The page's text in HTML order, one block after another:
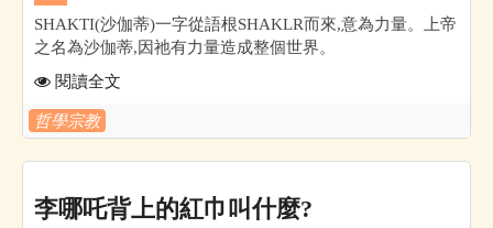
SHAKTI(沙伽蒂)一字從語根SHAKLR而來,意為力量。上帝
之名為沙伽蒂,因祂有力量造成整個世界。
閱讀全文
哲學宗教
李哪吒背上的紅巾叫什麼?